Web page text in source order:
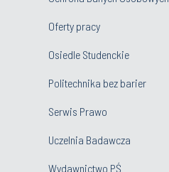
Oferty pracy
Osiedle Studenckie
Politechnika bez barier
Serwis Prawo
Uczelnia Badawcza
Wydawnictwo PŚ